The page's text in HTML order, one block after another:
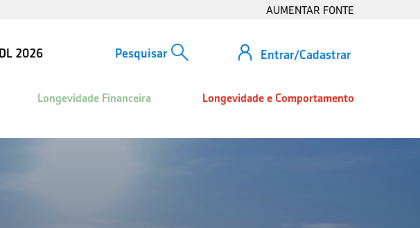
AUMENTAR FONTE
Entrar/Cadastrar
IDL 2026
Longevidade Financeira Longevidade e Comportamento